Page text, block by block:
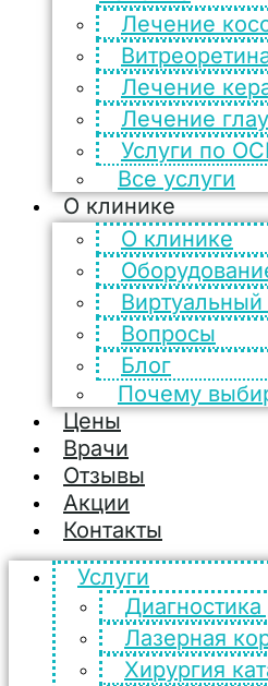
Лечение
Лечение
Лечение
Услуги по
Все услуги
О клинике
О клинике
Виртуальный
Вопросы
Блог
Почему
Цены
Врачи
Отзывы
Акции
Контакты
Услуги
Лазерная
Хирургия